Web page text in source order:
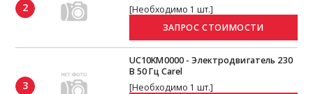
2
[Необходимо 1 шт.]
3
UC10KM0000 - Электродвигатель 230
В 50 Гц Carel
[Необходимо 1 шт.]